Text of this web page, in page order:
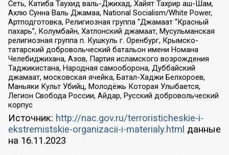
Сеть, Катиба Таухид валь-Джихад, Хайят Тахрир аш-Шам,
Ахлю Сунна Валь Джамаа, National Socialism/White Power,
Артподготовка, Религиозная группа “Джамаат “Красный
пахарь”, Колумбайн, Хатлонский джамаат, Мусульманская
религиозная группа п. Кушкуль г. Оренбург, Крымско-
татарский добровольческий батальон имени Номана
Челебиджихана, Азов, Партия исламского возрождения
Таджикистана, Народная самооборона, Дуббайский
джамаат, московская ячейка, Батал-Хаджи Белхороев,
Маньяки Культ Убийц, Молодёжь Которая Улыбается,
Легион Свобода России, Айдар, Русский добровольческий
корпус
Источник: http://nac.gov.ru/terroristicheskie-i-
ekstremistskie-organizacii-i-materialy.html данные
на 16.11.2023